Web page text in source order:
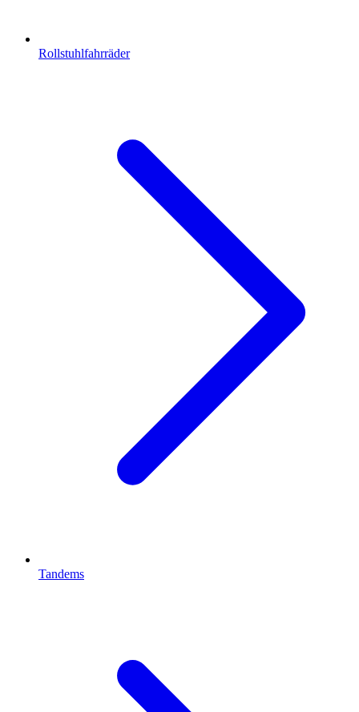
Rollstuhlfahrräder
Tandems